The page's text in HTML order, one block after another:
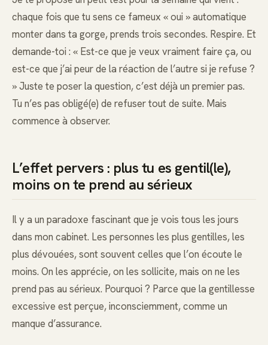
chaque fois que tu sens ce fameux « oui » automatique
monter dans ta gorge, prends trois secondes. Respire. Et
demande-toi : « Est-ce que je veux vraiment faire ça, ou
est-ce que j’ai peur de la réaction de l’autre si je refuse ?
» Juste te poser la question, c’est déjà un premier pas.
Tu n’es pas obligé(e) de refuser tout de suite. Mais
commence à observer.
L’effet pervers : plus tu es gentil(le),
moins on te prend au sérieux
Il y a un paradoxe fascinant que je vois tous les jours
dans mon cabinet. Les personnes les plus gentilles, les
plus dévouées, sont souvent celles que l’on écoute le
moins. On les apprécie, on les sollicite, mais on ne les
prend pas au sérieux. Pourquoi ? Parce que la gentillesse
excessive est perçue, inconsciemment, comme un
manque d’assurance.